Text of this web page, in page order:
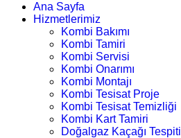
Ana Sayfa
Hizmetlerimiz
Kombi Bakımı
Kombi Tamiri
Kombi Servisi
Kombi Onarımı
Kombi Montajı
Kombi Tesisat Proje
Kombi Tesisat Temizliği
Kombi Kart Tamiri
Doğalgaz Kaçağı Tespiti